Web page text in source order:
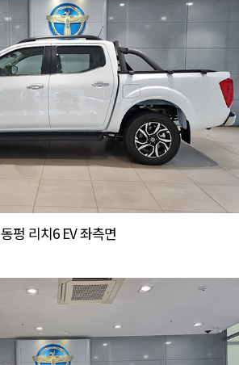
동펑 리치6 EV 좌측면